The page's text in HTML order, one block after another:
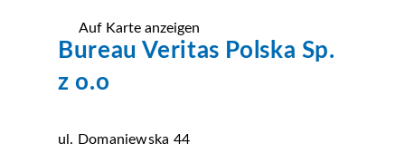
Auf Karte anzeigen
Bureau Veritas Polska Sp.
z o.o
ul. Domaniewska 44